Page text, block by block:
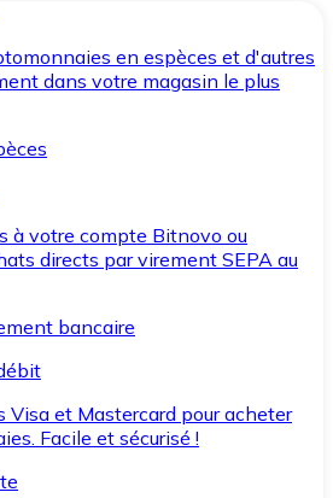
en espèces et d'autres
dans votre magasin le plus
à votre compte Bitnovo ou
directs par virement SEPA au
bancaire
Visa et Mastercard pour acheter
Facile et sécurisé !